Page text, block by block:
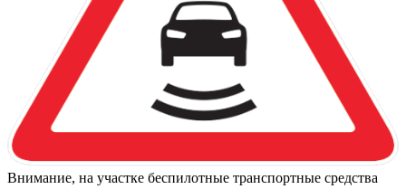
Внимание, на участке беспилотные транспортные средства